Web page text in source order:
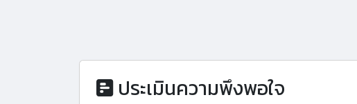
ประเมินความพึงพอใจ